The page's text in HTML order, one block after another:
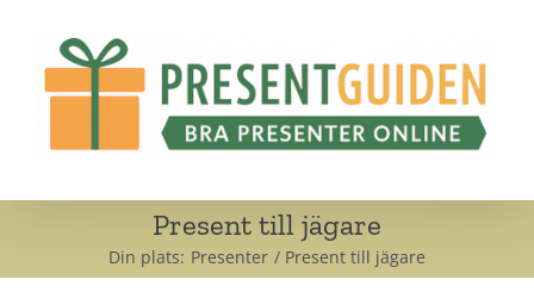
Present till jägare
Din plats: Presenter Present till jägare